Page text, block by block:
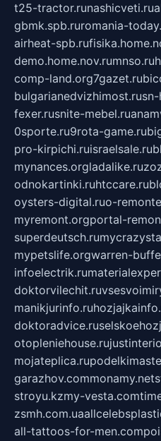
t25-tractor.runashicveti.ru
gbmk.spb.ruromania-
airheat-spb.ru
demo.home.nov.rumnso.ru
comp-land.org7gazet.ru
bulgarianedvizhimost.ru
fexer.rusnite-mebel.ru
0sporte.ru9rota-game.ru
pro-kirpichi.ruisraelsale.ru
mynances.orgladalike.ru
odnokartinki.ruhtccare.ru
oysters-digital.ruo-
myremont.orgportal-
superdeutsch.ru
mypetslife.orgwarren-
infoelectrik.ru
doktorvilechit.ru
manikjurinfo.ru
doktoradvice.ru
otopleniehouse.ru
mojateplica.ru
garazhov.commonamy.net
stroyu.kzmy-vesta.com
zsmh.com.ua
all-tattoos-for-men.com